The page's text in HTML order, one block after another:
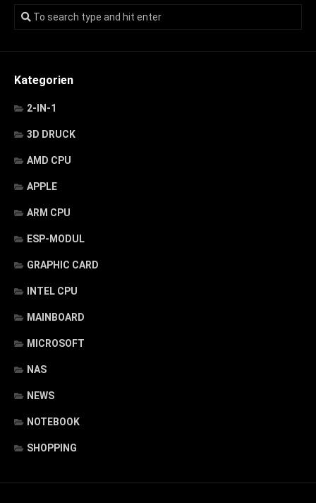
Kategorien
2-IN-1
3D DRUCK
AMD CPU
APPLE
ARM CPU
ESP-MODUL
GRAPHIC CARD
INTEL CPU
MAINBOARD
MICROSOFT
NAS
NEWS
NOTEBOOK
SHOPPING